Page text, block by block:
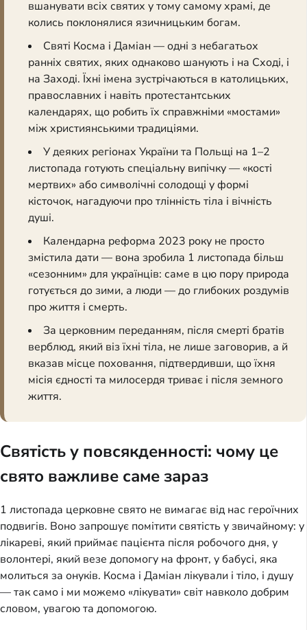
вшанувати всіх святих у тому самому храмі, де
колись поклонялися язичницьким богам.
Святі Косма і Даміан — одні з небагатьох
ранніх святих, яких однаково шанують і на Сході, і
на Заході. Їхні імена зустрічаються в католицьких,
православних і навіть протестантських
календарях, що робить їх справжніми «мостами»
між християнськими традиціями.
У деяких регіонах України та Польщі на 1–2
листопада готують спеціальну випічку — «кості
мертвих» або символічні солодощі у формі
кісточок, нагадуючи про тлінність тіла і вічність
душі.
Календарна реформа 2023 року не просто
змістила дати — вона зробила 1 листопада більш
«сезонним» для українців: саме в цю пору природа
готується до зими, а люди — до глибоких роздумів
про життя і смерть.
За церковним переданням, після смерті братів
верблюд, який віз їхні тіла, не лише заговорив, а й
вказав місце поховання, підтвердивши, що їхня
місія єдності та милосердя триває і після земного
життя.
Святість у повсякденності: чому це
свято важливе саме зараз
1 листопада церковне свято не вимагає від нас героїчних
подвигів. Воно запрошує помітити святість у звичайному: у
лікареві, який приймає пацієнта після робочого дня, у
волонтері, який везе допомогу на фронт, у бабусі, яка
молиться за онуків. Косма і Даміан лікували і тіло, і душу
— так само і ми можемо «лікувати» світ навколо добрим
словом, увагою та допомогою.